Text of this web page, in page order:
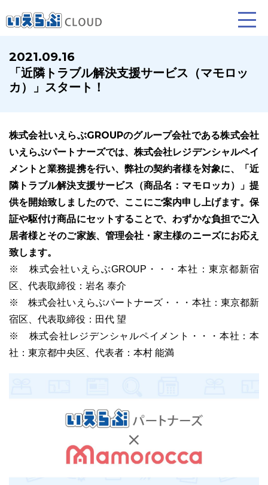
賃貸仲介
ホームページ制作について プラン紹介･制作の流れ
ユーザーインタビュー ホームページ制作実績
お役立ちブログ 資料ダウンロード
2021.09.16
「近隣トラブル解決支援サービス（マモロッ
カ）」スタート！
株式会社いえらぶGROUPのグループ会社である株式会社
いえらぶパートナーズでは、株式会社レジデンシャルペイ
メントと業務提携を行い、弊社の契約者様を対象に、「近
隣トラブル解決支援サービス（商品名：マモロッカ）」提
供を開始致しましたので、ここにご案内申し上げます。保
証や駆付け商品にセットすることで、わずかな負担でご入
居者様とそのご家族、管理会社・家主様のニーズにお応え
致します。
※ 株式会社いえらぶGROUP・・・本社：東京都新宿
区、代表取締役：岩名 泰介
※ 株式会社いえらぶパートナーズ・・・本社：東京都新
宿区、代表取締役：田代 望
※ 株式会社レジデンシャルペイメント・・・本社：本
社：東京都中央区、代表者：本村 能満